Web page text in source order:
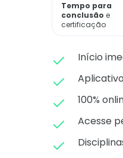
Tempo para
conclusão e
certificação
Início
100%
Acesse